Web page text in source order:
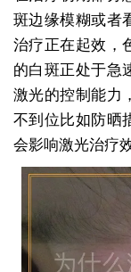
斑边缘模糊或者
治疗正在起效，
的白斑正处于急
激光的控制能力
不到位比如防晒
会影响激光治疗效